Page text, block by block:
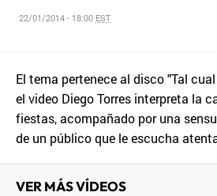
22/01/2014 - 18:00 EST
El tema pertenece al disco "Tal
el video Diego Torres interpreta la
fiestas, acompañado por una
de un público que le escucha
VER MÁS VÍDEOS